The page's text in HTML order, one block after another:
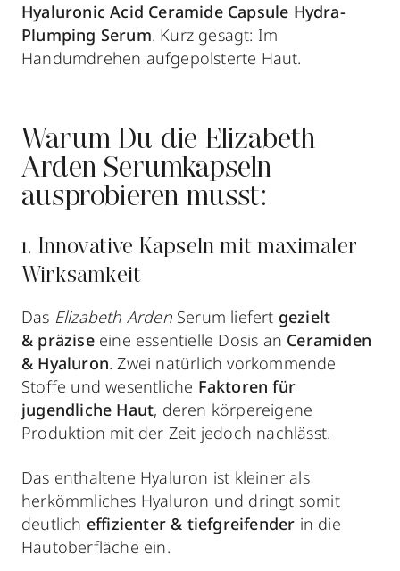
Hyaluronic Acid Ceramide Capsule Hydra-
Plumping Serum. Kurz gesagt: Im
Handumdrehen aufgepolsterte Haut.
Warum Du die Elizabeth
Arden Serumkapseln
ausprobieren musst:
1. Innovative Kapseln mit maximaler
Wirksamkeit
Das Elizabeth ArdenSerum liefert gezielt
& präziseeine essentielle Dosis an Ceramiden
& Hyaluron. Zwei natürlich vorkommende
Stoffe und wesentliche Faktoren für
jugendliche Haut, deren körpereigene
Produktion mit der Zeit jedoch nachlässt.
Das enthaltene Hyaluron ist kleiner als
herkömmliches Hyaluron und dringt somit
deutlich effizienter & tiefgreifender in die
Hautoberfläche ein.